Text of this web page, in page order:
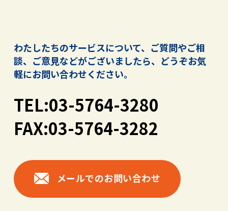
わたしたちのサービスについて、ご質問やご相
談、ご意見などがございましたら、 どうぞお気
軽にお問い合わせください。
TEL:03-5764-3280
FAX:03-5764-3282
メールでのお問い合わせ